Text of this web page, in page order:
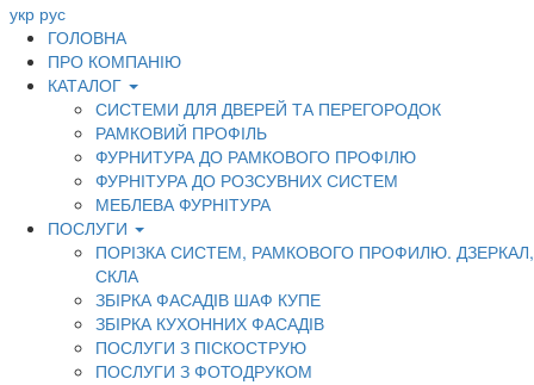
укр рус
ГОЛОВНА
ПРО КОМПАНІЮ
КАТАЛОГ
СИСТЕМИ ДЛЯ ДВЕРЕЙ ТА ПЕРЕГОРОДОК
РАМКОВИЙ ПРОФІЛЬ
ФУРНИТУРА ДО РАМКОВОГО ПРОФІЛЮ
ФУРНІТУРА ДО РОЗСУВНИХ СИСТЕМ
МЕБЛЕВА ФУРНІТУРА
ПОСЛУГИ
ПОРІЗКА СИСТЕМ, РАМКОВОГО ПРОФИЛЮ. ДЗЕРКАЛ,
СКЛА
ЗБІРКА ФАСАДІВ ШАФ КУПЕ
ЗБІРКА КУХОННИХ ФАСАДІВ
ПОСЛУГИ З ПІСКОСТРУЮ
ПОСЛУГИ З ФОТОДРУКОМ